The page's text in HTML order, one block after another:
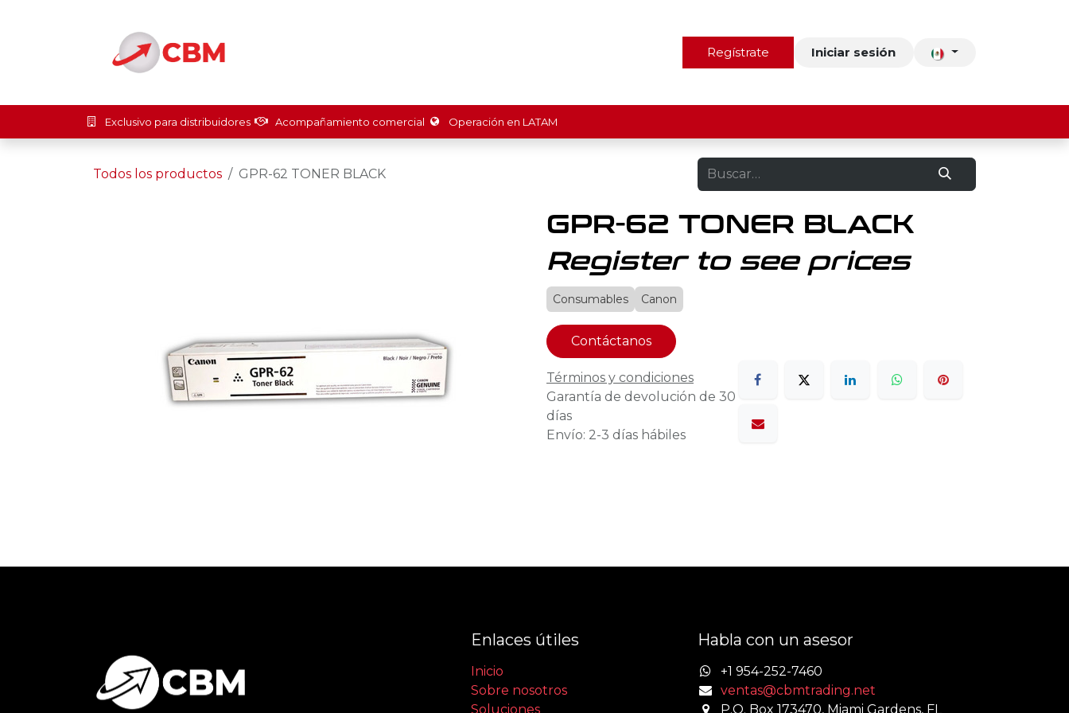
Nosotros Contacto
Regístrate Iniciar sesión
Exclusivo para distribuidores Acompañamiento comercial Operación en LATAM
Todos los productos GPR-62 TONER BLACK
GPR-62 TONER BLACK
Register to see prices
Consumables Canon
Contáctanos
Términos y condiciones
Garantía de devolución de 30
días
Envío: 2-3 días hábiles
Enlaces útiles
Inicio
Sobre nosotros
Soluciones
Habla con un asesor
+1 954-252-7460
ventas@cbmtrading.net
P.O. Box 173470, Miami Gardens, FL